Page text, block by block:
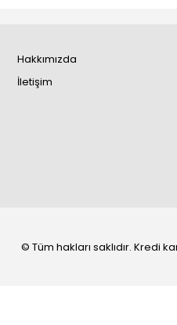
Hakkımızda
İletişim
© Tüm hakları saklıdır. Kredi